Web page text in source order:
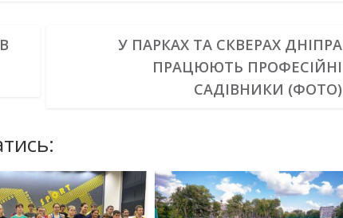
У ПАРКАХ ТА СКВЕРАХ ДНІПРА
ПРАЦЮЮТЬ ПРОФЕСІЙНІ
САДІВНИКИ (ФОТО)